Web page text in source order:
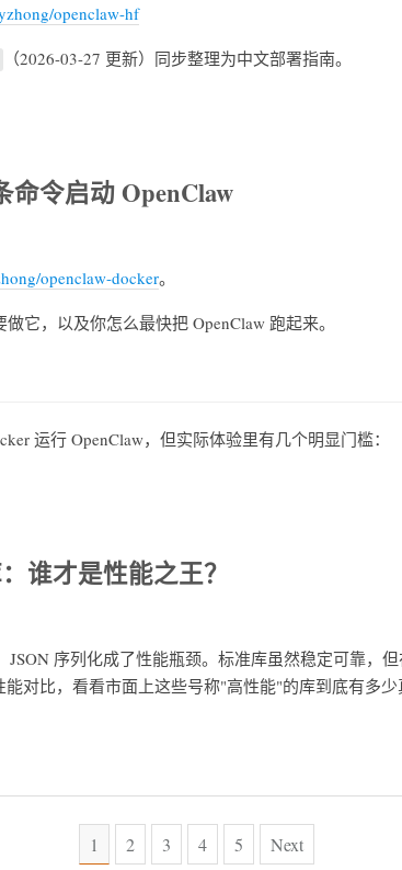
openclaw-hf
（2026-03-27 更新）同步整理为中文部署指南。
命令启动 OpenClaw
openclaw-docker。
它，以及你怎么最快把 OpenClaw 跑起来。
运行 OpenClaw，但实际体验里有几个明显门槛：
谁才是性能之王？
序列化成了性能瓶颈。标准库虽然稳定可靠，
对比，看看市面上这些号称"高性能"的库到底有多少
1 2 3 4 5 Next